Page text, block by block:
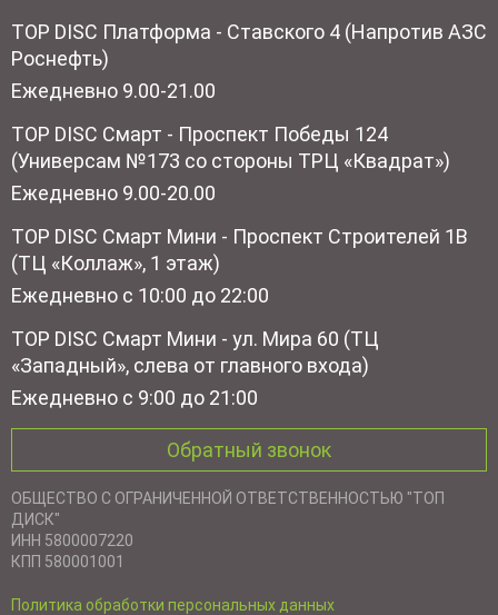
TOP DISC Платформа - Ставского 4 (Напротив АЗС
Роснефть)
Ежедневно 9.00-21.00
TOP DISC Смарт - Проспект Победы 124
(Универсам №173 со стороны ТРЦ «Квадрат»)
Ежедневно 9.00-20.00
TOP DISC Смарт Мини - Проспект Строителей 1В
(ТЦ «Коллаж», 1 этаж)
Ежедневно с 10:00 до 22:00
TOP DISC Смарт Мини - ул. Мира 60 (ТЦ
«Западный», слева от главного входа)
Ежедневно с 9:00 до 21:00
Обратный звонок
ОБЩЕСТВО С ОГРАНИЧЕННОЙ ОТВЕТСТВЕННОСТЬЮ "ТОП
ДИСК"
ИНН 5800007220
КПП 580001001
Политика обработки персональных данных